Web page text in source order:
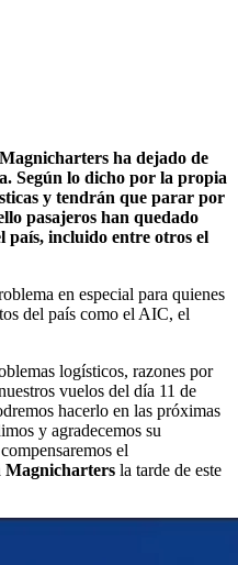
ha dejado de
Según lo dicho por la propia
y tendrán que parar por
pasajeros han quedado
país, incluido entre otros el
en especial para quienes
del país como el AIC, el
logísticos, razones por
vuelos del día 11 de
hacerlo en las próximas
y agradecemos su
el
Magnicharters la tarde de este